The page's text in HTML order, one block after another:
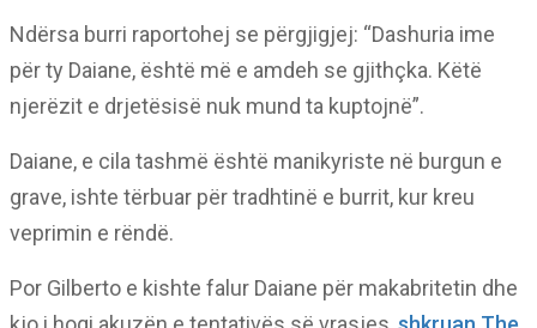
Ndërsa burri raportohej se përgjigjej: “Dashuria ime
për ty Daiane, është më e amdeh se gjithçka. Këtë
njerëzit e drjetësisë nuk mund ta kuptojnë”.
Daiane, e cila tashmë është manikyriste në burgun e
grave, ishte tërbuar për tradhtinë e burrit, kur kreu
veprimin e rëndë.
Por Gilberto e kishte falur Daiane për makabritetin dhe